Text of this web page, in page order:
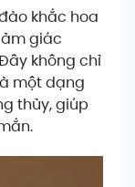
khắc hoa
giác
không chỉ
một dạng
thủy, giúp